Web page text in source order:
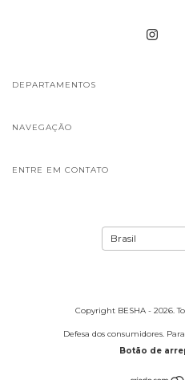
DEPARTAMENTOS
NAVEGAÇÃO
ENTRE EM CONTATO
Copyright BESHA - 2026.
Defesa dos consumidores.
Botão de